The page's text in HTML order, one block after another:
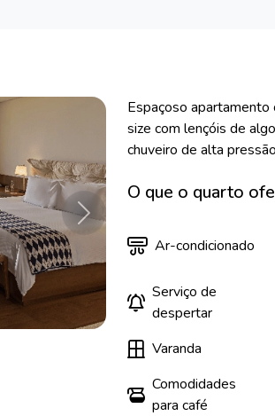
Próximo
Espaçoso apartamento
size com lençóis de
chuveiro de alta
O que o quarto
Ar-condicionado
Serviço de
despertar
Varanda
Comodidades
para café